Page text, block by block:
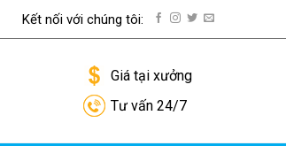
Kết nối với chúng tôi:
Giá tại xưởng
Tư vấn 24/7